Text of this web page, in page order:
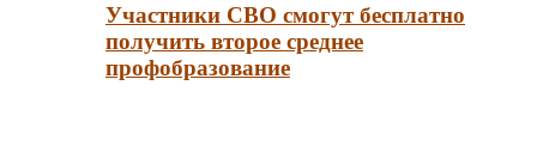
Участники СВО смогут бесплатно
получить второе среднее
профобразование